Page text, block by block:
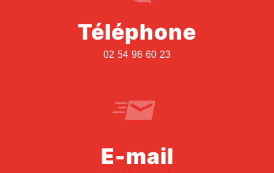
Téléphone
02 54 96 60 23
E-mail